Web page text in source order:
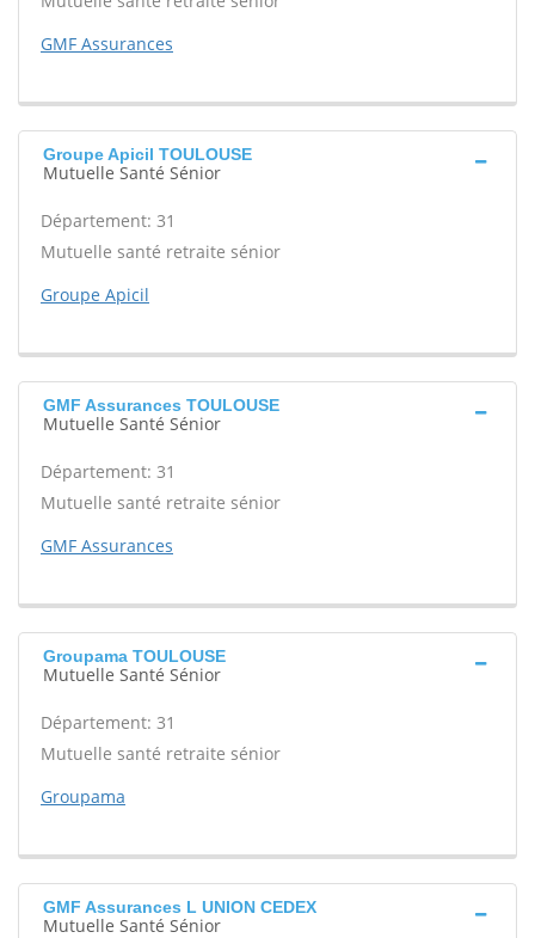
GMF Assurances
Groupe Apicil TOULOUSE
Mutuelle Santé Sénior
Département: 31
Mutuelle santé retraite sénior
Groupe Apicil
GMF Assurances TOULOUSE
Mutuelle Santé Sénior
Département: 31
Mutuelle santé retraite sénior
GMF Assurances
Groupama TOULOUSE
Mutuelle Santé Sénior
Département: 31
Mutuelle santé retraite sénior
Groupama
GMF Assurances L UNION CEDEX
Mutuelle Santé Sénior